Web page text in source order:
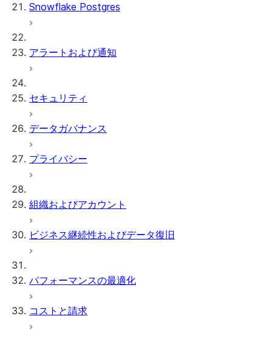
Snowflake Postgres
アラートおよび通知
セキュリティ
データガバナンス
プライバシー
組織およびアカウント
ビジネス継続性およびデータ復旧
パフォーマンスの最適化
コストと請求